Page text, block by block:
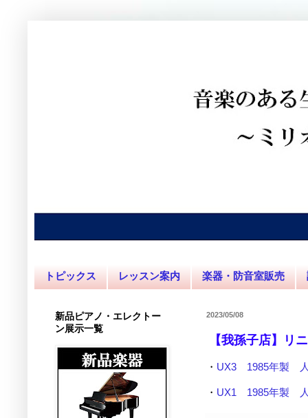
トピックス レッスン案内 楽器・防音室販売
2023/05/08
【我孫子店】リ
・ UX3 1985年製 人
・ UX1 1985年製 人
新品ピアノ・エレクトー
ン展示一覧